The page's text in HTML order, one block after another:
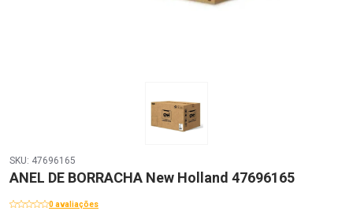
SKU: 47696165
ANEL DE BORRACHA New Holland 47696165
0 avaliações